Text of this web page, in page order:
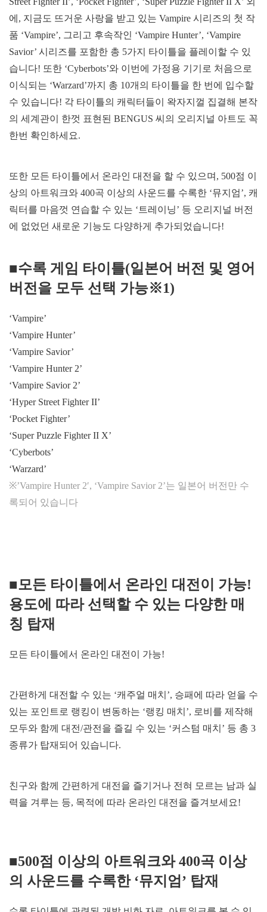
에, 지금도 뜨거운 사랑을 받고 있는 Vampire 시리즈의 첫 작
품 ‘Vampire’, 그리고 후속작인 ‘Vampire Hunter’, ‘Vampire
Savior’ 시리즈를 포함한 총 5가지 타이틀을 플레이할 수 있
습니다! 또한 ‘Cyberbots’와 이번에 가정용 기기로 처음으로
이식되는 ‘Warzard’까지 총 10개의 타이틀을 한 번에 입수할
수 있습니다! 각 타이틀의 캐릭터들이 왁자지껄 집결해 본작
의 세계관이 한껏 표현된 BENGUS 씨의 오리지널 아트도 꼭
한번 확인하세요.
또한 모든 타이틀에서 온라인 대전을 할 수 있으며, 500점 이
상의 아트워크와 400곡 이상의 사운드를 수록한 ‘뮤지엄’, 캐
릭터를 마음껏 연습할 수 있는 ‘트레이닝’ 등 오리지널 버전
에 없었던 새로운 기능도 다양하게 추가되었습니다!
■수록 게임 타이틀(일본어 버전 및 영어
버전을 모두 선택 가능※1)
‘Vampire’
‘Vampire Hunter’
‘Vampire Savior’
‘Vampire Hunter 2’
‘Vampire Savior 2’
‘Hyper Street Fighter II’
‘Pocket Fighter’
‘Super Puzzle Fighter II X’
‘Cyberbots’
‘Warzard’
※’Vampire Hunter 2′, ‘Vampire Savior 2’는 일본어 버전만 수
록되어 있습니다
■모든 타이틀에서 온라인 대전이 가능!
용도에 따라 선택할 수 있는 다양한 매
칭 탑재
모든 타이틀에서 온라인 대전이 가능!
간편하게 대전할 수 있는 ‘캐주얼 매치’, 승패에 따라 얻을 수
있는 포인트로 랭킹이 변동하는 ‘랭킹 매치’, 로비를 제작해
모두와 함께 대전/관전을 즐길 수 있는 ‘커스텀 매치’ 등 총 3
종류가 탑재되어 있습니다.
친구와 함께 간편하게 대전을 즐기거나 전혀 모르는 남과 실
력을 겨루는 등, 목적에 따라 온라인 대전을 즐겨보세요!
■500점 이상의 아트워크와 400곡 이상
의 사운드를 수록한 ‘뮤지엄’ 탑재